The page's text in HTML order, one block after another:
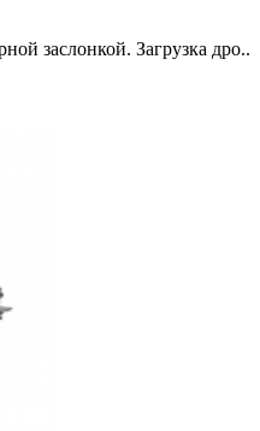
заслонкой. Загрузка дро..